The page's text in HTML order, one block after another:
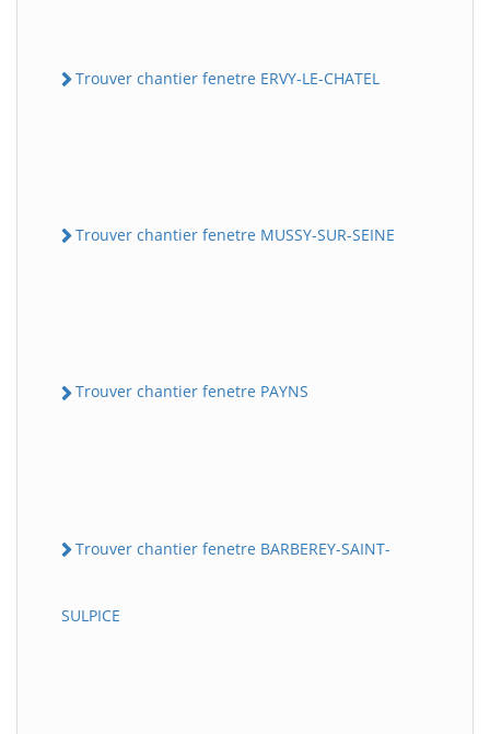
Trouver chantier fenetre ERVY-LE-CHATEL
Trouver chantier fenetre MUSSY-SUR-SEINE
Trouver chantier fenetre PAYNS
Trouver chantier fenetre BARBEREY-SAINT-
SULPICE